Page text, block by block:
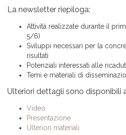
La newsletter riepiloga:
Attività realizzate durante il
5/6)
Sviluppi necessari per la
risultati
Potenziali interessati alle
Temi e materiali di
Ulteriori dettagli sono disponibili
Video
Presentazione
Ulteriori materiali